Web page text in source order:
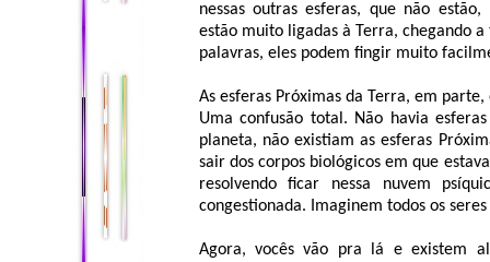
nessas outras esferas, que não
estão muito ligadas à Terra, chegando
palavras, eles podem fingir muito
As esferas Próximas da Terra, em
Uma confusão total. Não havia
planeta, não existiam as esferas
sair dos corpos biológicos em que
resolvendo ficar nessa nuvem
congestionada. Imaginem todos os
Agora, vocês vão pra lá e existem